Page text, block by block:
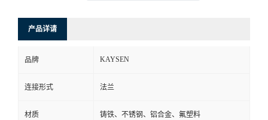
产品详请
品牌 KAYSEN
连接形式 法兰
材质 铸铁、不锈钢、铝合金、氟塑料